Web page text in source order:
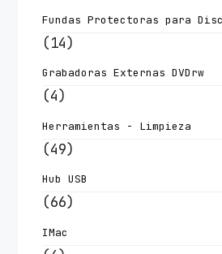
Fundas Protectoras para
(14)
Grabadoras Externas DVDrw
(4)
Herramientas - Limpieza
(49)
Hub USB
(66)
IMac